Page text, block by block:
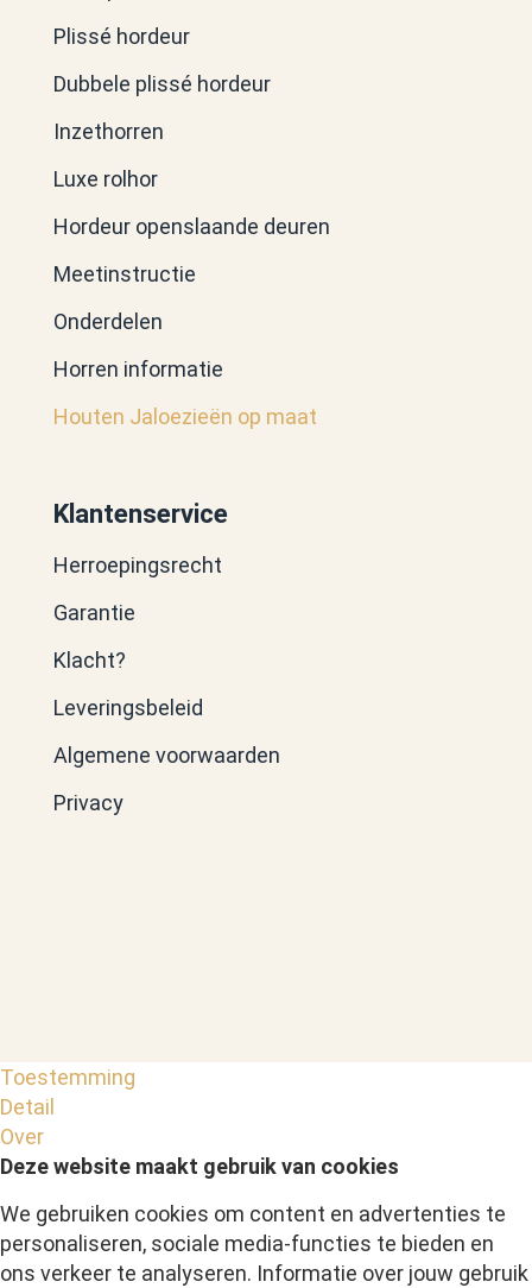
Plissé hordeur
Dubbele plissé hordeur
Inzethorren
Luxe rolhor
Hordeur openslaande deuren
Meetinstructie
Onderdelen
Horren informatie
Houten Jaloezieën op maat
Klantenservice
Herroepingsrecht
Garantie
Klacht?
Leveringsbeleid
Algemene voorwaarden
Privacy
Toestemming
Detail
Over
Deze website maakt gebruik van cookies
We gebruiken cookies om content en advertenties te
personaliseren, sociale media-functies te bieden en
ons verkeer te analyseren. Informatie over jouw gebruik